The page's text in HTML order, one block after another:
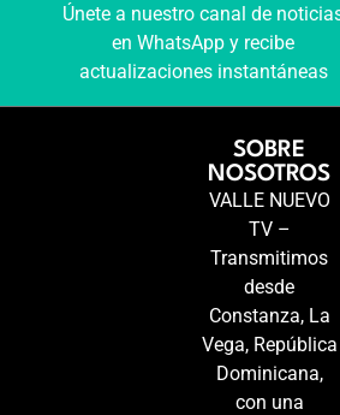
Únete a nuestro canal de
en WhatsApp y recibe
actualizaciones instantáneas
SOBRE
NOSOTROS
VALLE NUEVO
TV –
Transmitimos
desde
Constanza, La
Vega, República
Dominicana,
con una